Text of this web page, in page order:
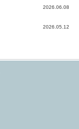
2026.06.08
2026.05.12